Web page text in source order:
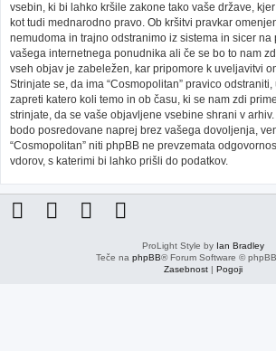
vsebin, ki bi lahko kršile zakone tako vaše države,
kot tudi mednarodno pravo. Ob kršitvi pravkar
nemudoma in trajno odstranimo iz sistema in sicer
vašega internetnega ponudnika ali če se bo to nam
vseh objav je zabeležen, kar pripomore k uveljavitvi
Strinjate se, da ima “Cosmopolitan” pravico
zapreti katero koli temo in ob času, ki se nam zdi
strinjate, da se vaše objavljene vsebine shrani v
bodo posredovane naprej brez vašega dovoljenja,
“Cosmopolitan” niti phpBB ne prevzemata
vdorov, s katerimi bi lahko prišli do podatkov.
ProLight Style by Ian Bradley
Teče na phpBB® Forum Software ©
Zasebnost| Pogoji